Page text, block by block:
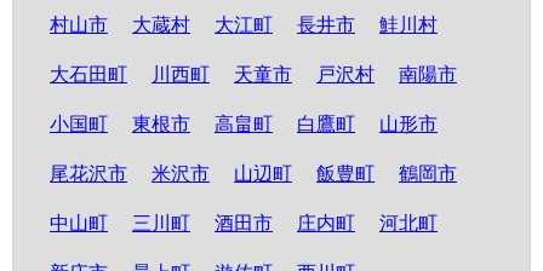
村山市 大蔵村 大江町 長井市 鮭川村
大石田町 川西町 天童市 戸沢村 南陽市
小国町 東根市 高畠町 白鷹町 山形市
尾花沢市 米沢市 山辺町 飯豊町 鶴岡市
中山町 三川町 酒田市 庄内町 河北町